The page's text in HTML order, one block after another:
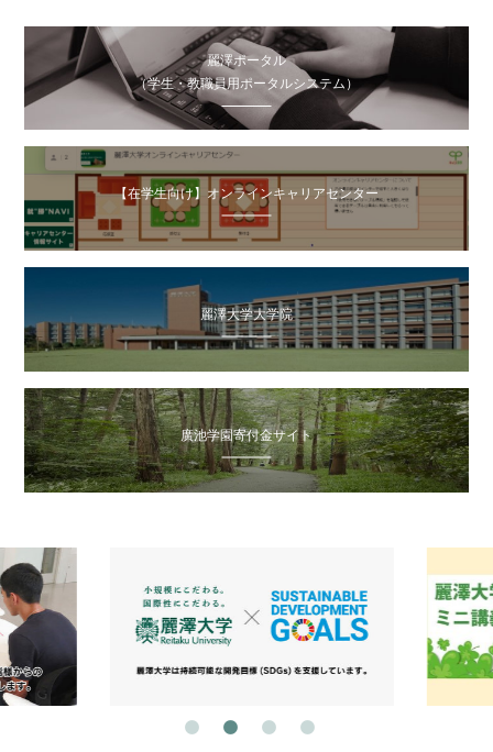
麗澤ポータル
（学生・教職員用ポータルシステム）
【在学生向け】オンラインキャリアセンター
麗澤大学大学院
廣池学園寄付金サイト